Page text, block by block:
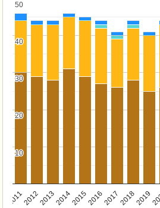
201120122013201420152016201720182019
10
10
20
20
30
30
40
40
50
50